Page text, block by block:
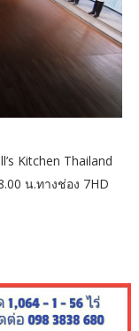
Kitchen Thailand
น.ทางช่อง 7HD